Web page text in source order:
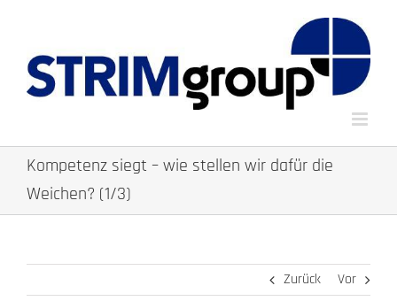
Kompetenz siegt – wie stellen wir dafür die
Weichen? (1/3)
Zurück Vor